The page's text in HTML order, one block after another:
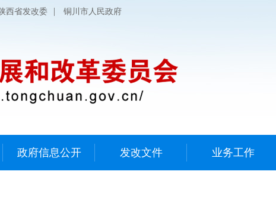
西省发改委 | 铜川市人民政府
政府信息公开 发改文件 业务工作